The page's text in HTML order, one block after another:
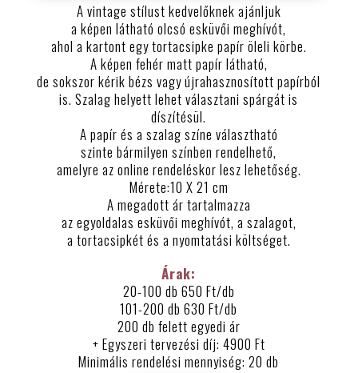
A vintage stílust kedvelőknek ajánljuk
a képen látható olcsó esküvői meghívót,
ahol a kartont egy tortacsipke papír öleli körbe.
A képen fehér matt papír látható,
de sokszor kérik bézs vagy újrahasznosított papírból
is. Szalag helyett lehet választani spárgát is
díszítésül.
A papír és a szalag színe választható
szinte bármilyen színben rendelhető,
amelyre az online rendeléskor lesz lehetőség.
Mérete:10 X 21 cm
A megadott ár tartalmazza
az egyoldalas esküvői meghívót, a szalagot,
a tortacsipkét és a nyomtatási költséget.
Árak:
20-100 db 650 Ft/db
101-200 db 630 Ft/db
200 db felett egyedi ár
+ Egyszeri tervezési díj: 4900 Ft
Minimális rendelési mennyiség: 20 db